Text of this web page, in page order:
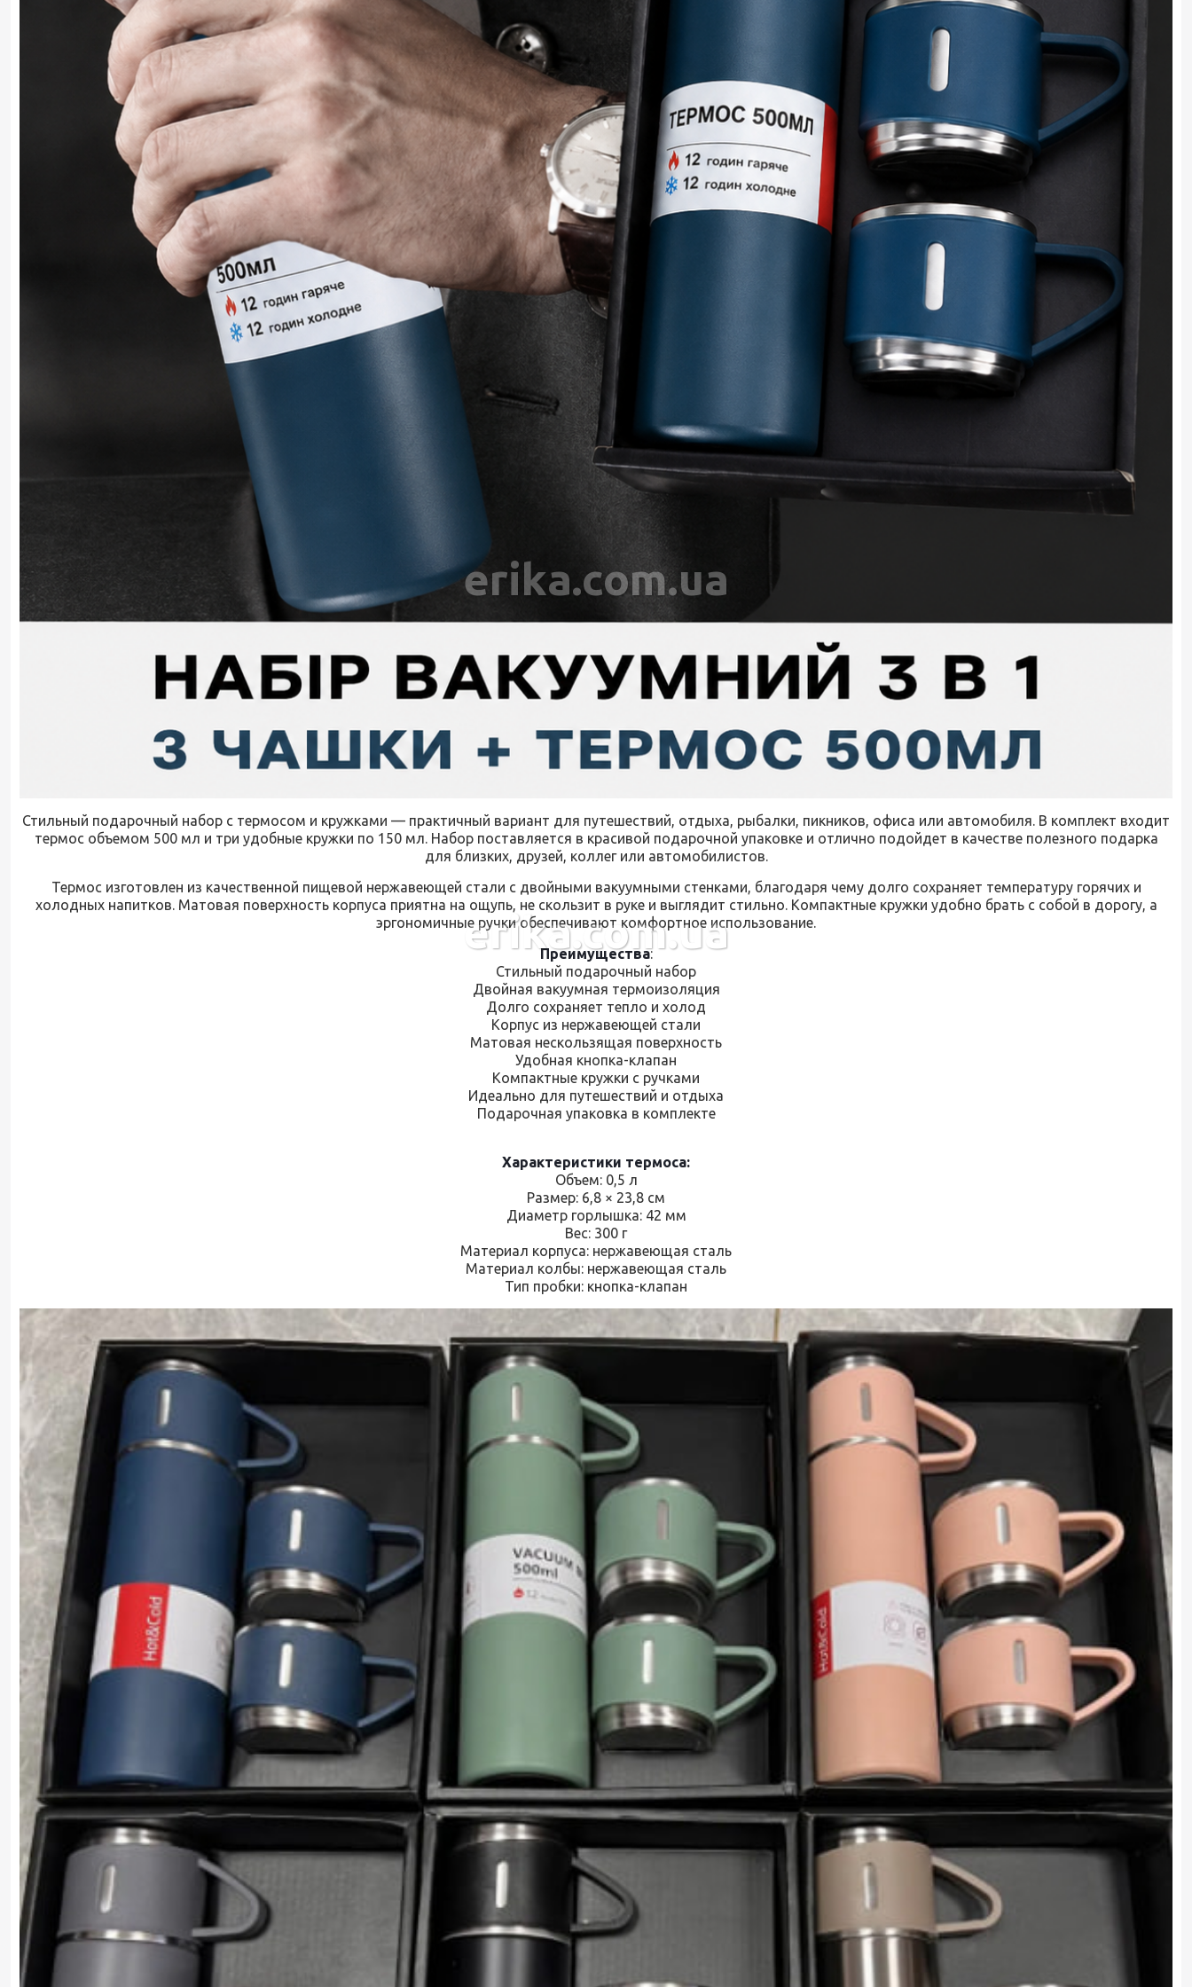
erika.com.ua
Стильный подарочный набор с термосом и кружками — практичный вариант для путешествий, отдыха, рыбалки, пикников, офиса или автомобиля. В комплект входит
термос объемом 500 мл и три удобные кружки по 150 мл. Набор поставляется в красивой подарочной упаковке и отлично подойдет в качестве полезного подарка
для близких, друзей, коллег или автомобилистов.
Термос изготовлен из качественной пищевой нержавеющей стали с двойными вакуумными стенками, благодаря чему долго сохраняет температуру горячих и
холодных напитков. Матовая поверхность корпуса приятна на ощупь, не скользит в руке и выглядит стильно. Компактные кружки удобно брать с собой в дорогу, а
эргономичные ручки обеспечивают комфортное использование.
erika.com.ua
Преимущества:
Стильный подарочный набор
Двойная вакуумная термоизоляция
Долго сохраняет тепло и холод
Корпус из нержавеющей стали
Матовая нескользящая поверхность
Удобная кнопка-клапан
Компактные кружки с ручками
Идеально для путешествий и отдыха
Подарочная упаковка в комплекте
Характеристики термоса:
Объем: 0,5 л
Размер: 6,8 × 23,8 см
Диаметр горлышка: 42 мм
Вес: 300 г
Материал корпуса: нержавеющая сталь
Материал колбы: нержавеющая сталь
Тип пробки: кнопка-клапан